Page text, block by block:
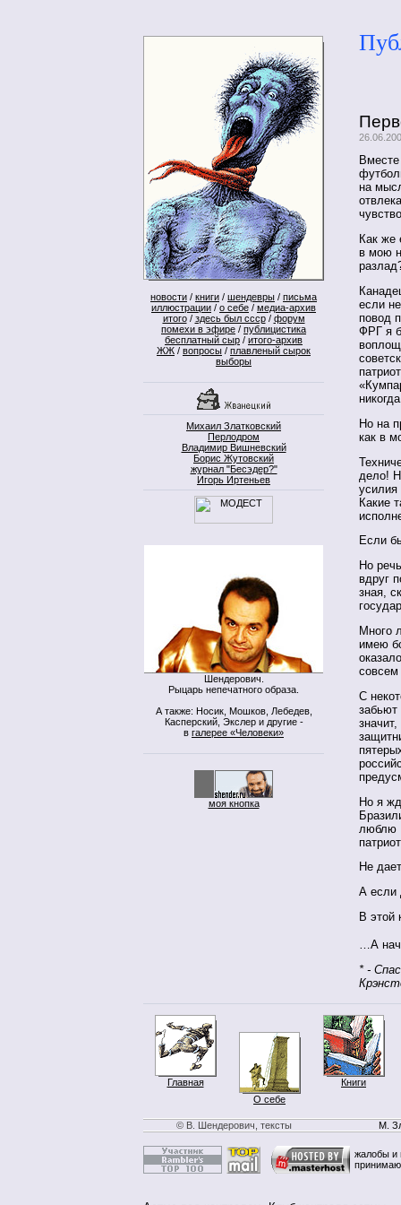
новости / книги / шендевры / письма
иллюстрации / о себе / медиа-архив
итого/ здесь был ссср/ форум
помехи в эфире / публицистика
бесплатный сыр / итого-архив
ЖЖ / вопросы / плавленый сырок
выборы
Михаил Златковский
Перлодром
Владимир Вишневский
Борис Жутовский
журнал "Бесэдер?"
Игорь Иртеньев
Шендерович.
Рыцарь непечатного образа.
А также: Носик, Мошков, Лебедев,
Касперский, Экслер и другие -
в галерее «Человеки»
моя кнопка
на
Как же
в мою
если
повод
ФРГ я
Но на
как в
дело!
Какие
Если
Но
вдруг
зная,
Много
имею
С
забьют
Но я
люблю
Не
А если
В этой
…А
* -
Главная
О себе
Книги
© В. Шендерович, тексты М.
жалобы и